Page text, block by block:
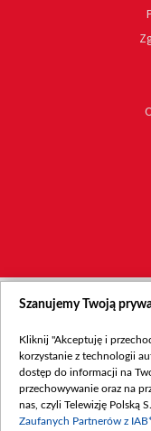
Szanujemy Twoją
Kliknij "Akceptuję i
korzystanie z technologii
dostęp do informacji na
przechowywanie oraz na
nas, czyli Telewizję Polską
Zaufanych Partnerów z